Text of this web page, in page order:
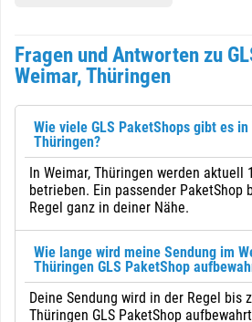
Fragen und Antworten zu
Weimar, Thüringen
Wie viele GLS PaketShops gibt es in
Thüringen?
In Weimar, Thüringen werden aktuell
betrieben. Ein passender PaketShop
Regel ganz in deiner Nähe.
Wie lange wird meine Sendung im
Thüringen GLS PaketShop
Deine Sendung wird in der Regel bis
Thüringen GLS PaketShop